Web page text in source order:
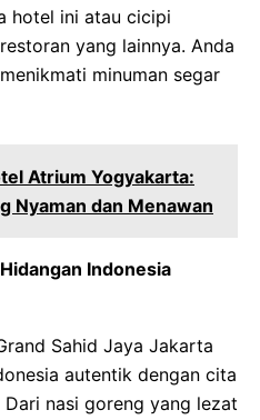
hotel ini atau cicipi
yang lainnya. Anda
minuman segar
Atrium Yogyakarta:
Nyaman dan Menawan
Indonesia
Sahid Jaya Jakarta
autentik dengan cita
nasi goreng yang lezat